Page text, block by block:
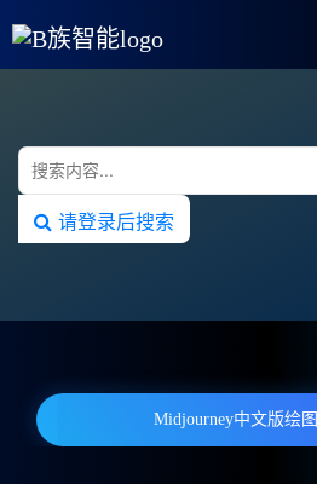
请登录后搜索
Midjourney中文版绘